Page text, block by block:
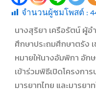
จำนวนผู้ชมโพสต์ :
นางสุริยา เครือรัตน์ ผู้
ศึกษาประถมศึกษาตรัง
หมายให้นางอัมพิกา อัก
เข้าร่วมพิธีเปิดโครงกา
มารยาทไทย และมารย